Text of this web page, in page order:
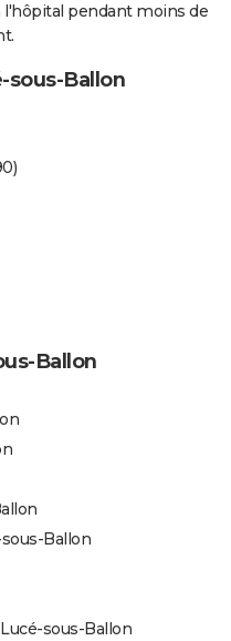
pendant moins de
sous-Ballon
Ballon
Ballon
sous-Ballon